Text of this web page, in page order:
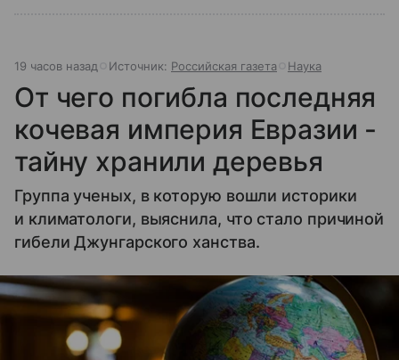
19 часов назад Источник: Российская газета Наука
От чего погибла последняя
кочевая империя Евразии -
тайну хранили деревья
Группа ученых, в которую вошли историки
и климатологи, выяснила, что стало причиной
гибели Джунгарского ханства.